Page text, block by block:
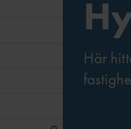
Här